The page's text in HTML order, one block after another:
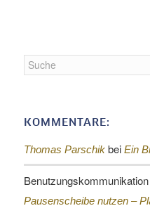
KOMMENTARE:
Thomas Parschikbei Ein
Benutzungskommunikation
Pausenscheibe nutzen –